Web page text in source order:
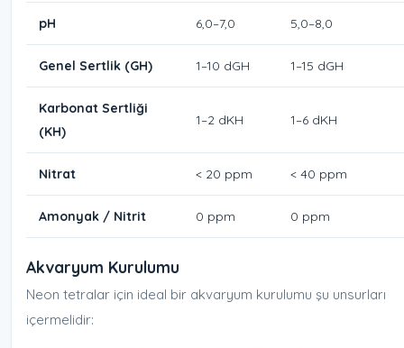
pH 6,0–7,0 5,0–8,0
Genel Sertlik (GH) 1–10 dGH 1–15 dGH
Karbonat Sertliği
(KH)
1–2 dKH 1–6 dKH
Nitrat < 20 ppm < 40 ppm
Amonyak / Nitrit 0 ppm 0 ppm
Akvaryum Kurulumu
Neon tetralar için ideal bir akvaryum kurulumu şu unsurları
içermelidir: